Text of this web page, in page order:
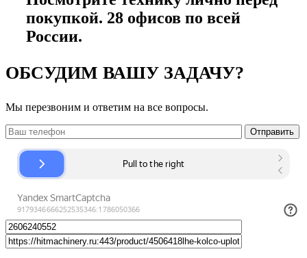
покупкой. 28 офисов по всей
России.
ОБСУДИМ ВАШУ ЗАДАЧУ?
Мы перезвоним и ответим на все вопросы.